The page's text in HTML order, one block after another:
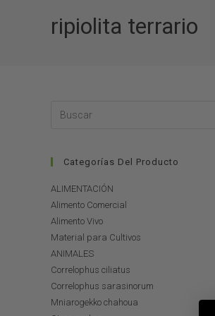
ripiolita terrario
Categorías Del Producto
ALIMENTACIÓN
Alimento Comercial
Alimento Vivo
Material para Cultivos
ANIMALES
Correlophus ciliatus
Correlophus sarasinorum
Mniarogekko chahoua